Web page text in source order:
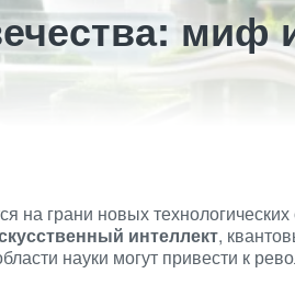
миф
на грани новых
интеллект,
науки могут привести к